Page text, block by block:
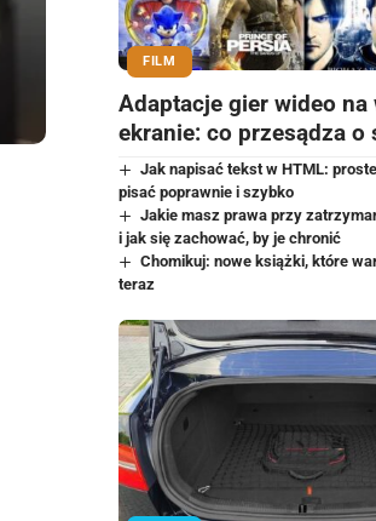
FILM
Adaptacje gier wideo na
ekranie: co przesądza o
Jak napisać tekst w HTML:
pisać poprawnie i szybko
Jakie masz prawa przy
i jak się zachować, by je chronić
Chomikuj: nowe książki, które
teraz